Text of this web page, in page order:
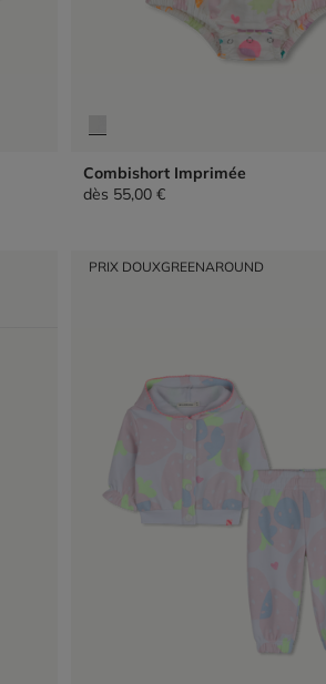
Combishort Imprimée
dès 55,00 €
PRIX DOUXGREENAROUND